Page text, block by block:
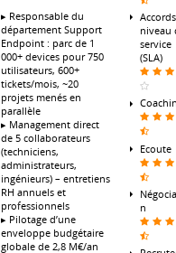
▸ Responsable du
département Support
Endpoint : parc de 1
000+ devices pour 750
utilisateurs, 600+
tickets/mois, ~20
projets menés en
parallèle
▸ Management direct
de 5 collaborateurs
(techniciens,
administrateurs,
ingénieurs) – entretiens
RH annuels et
professionnels
▸ Pilotage d’une
enveloppe budgétaire
globale de 2,8 M€/an
niveau
service
(SLA)
Ecoute
n